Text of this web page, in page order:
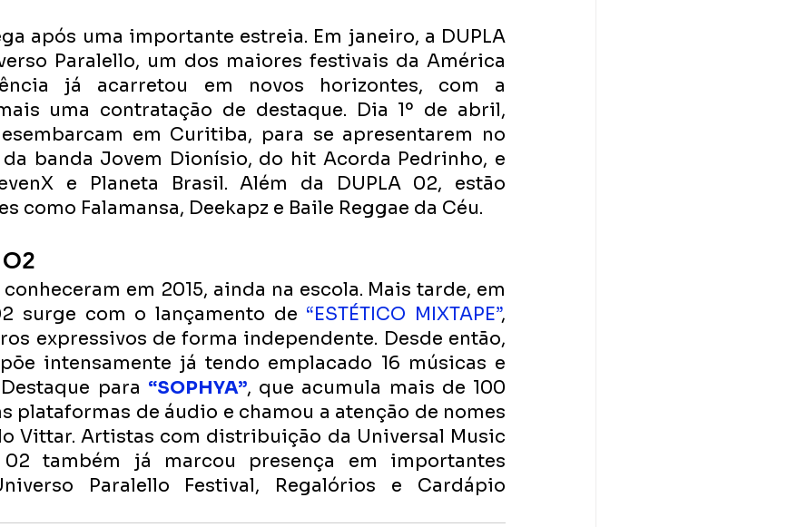
após uma importante estreia. Em janeiro, a DUPLA
Paralello, um dos maiores festivais da América
já acarretou em novos horizontes, com a
uma contratação de destaque. Dia 1º de abril,
em Curitiba, para se apresentarem no
da banda Jovem Dionísio, do hit Acorda Pedrinho, e
e Planeta Brasil. Além da DUPLA 02, estão
como Falamansa, Deekapz e Baile Reggae da Céu.
em 2015, ainda na escola. Mais tarde, em
surge com o lançamento de “ESTÉTICO MIXTAPE”,
expressivos de forma independente. Desde então,
intensamente já tendo emplacado 16 músicas e
para “SOPHYA”, que acumula mais de 100
plataformas de áudio e chamou a atenção de nomes
Vittar. Artistas com distribuição da Universal Music
02 também já marcou presença em importantes
Paralello Festival, Regalórios e Cardápio